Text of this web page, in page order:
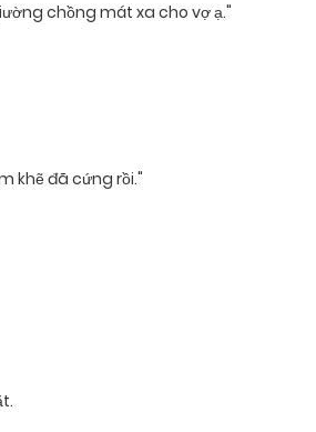
chồng mát xa cho vợ ạ."
khẽ đã cứng rồi."